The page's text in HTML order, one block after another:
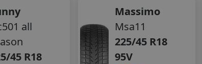
all
45 R18
Massimo
Msa11
225/45 R18
95V